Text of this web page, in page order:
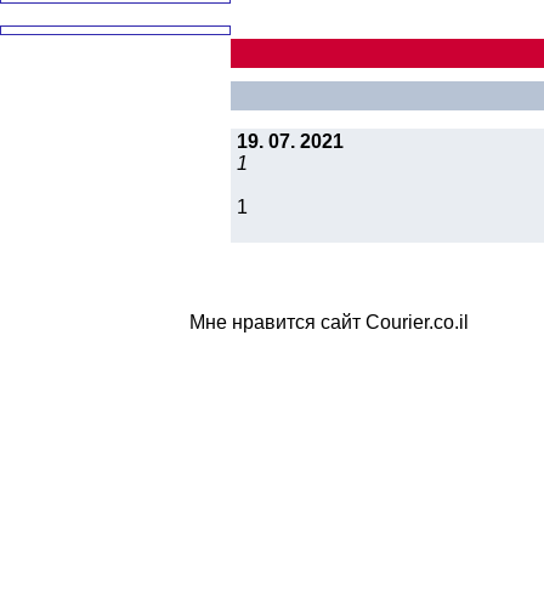
19. 07. 2021
1
1
Мне нравится сайт Courier.co.il